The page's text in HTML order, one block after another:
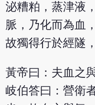
泌糟粕，蒸津液
脈，乃化而為血
故獨得行於經隧
黃帝曰：夫血之
岐伯答曰：營衛